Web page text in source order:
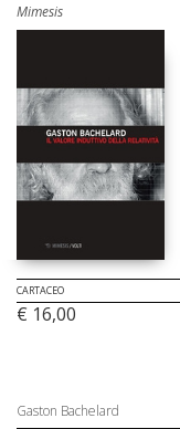
Mimesis
CARTACEO
€ 16,00
Gaston Bachelard